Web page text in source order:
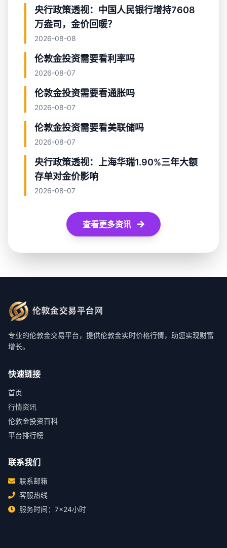
央行政策透视：中国人民银行增持7608
万盎司，金价回暖？
2026-08-08
伦敦金投资需要看利率吗
2026-08-07
伦敦金投资需要看通胀吗
2026-08-07
伦敦金投资需要看美联储吗
2026-08-07
央行政策透视：上海华瑞1.90%三年大额
存单对金价影响
2026-08-07
查看更多资讯
专业的伦敦金交易平台，提供伦敦金实时价格行情，助您实现财富
增长。
快速链接
首页
行情资讯
伦敦金投资百科
平台排行榜
联系我们
联系邮箱
客服热线
服务时间：7×24小时